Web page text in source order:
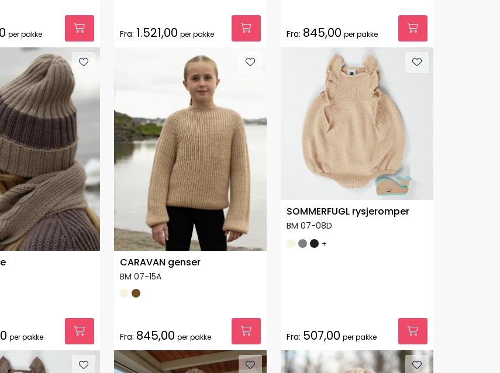
per pakke Fra: 1.521,00 per pakke Fra: 845,00 per pakke
per pakke
CARAVAN genser
BM 07-15A
Fra: 845,00 per pakke
SOMMERFUGL rysjeromper
BM 07-08D
+
Fra: 507,00 per pakke